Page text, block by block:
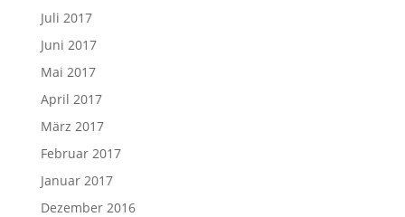
Juli 2017
Juni 2017
Mai 2017
April 2017
März 2017
Februar 2017
Januar 2017
Dezember 2016